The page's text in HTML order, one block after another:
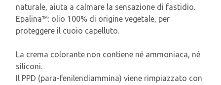
naturale, aiuta a calmare la sensazione di fastidio.
Epalina™: olio 100% di origine vegetale, per
proteggere il cuoio capelluto.
La crema colorante non contiene né ammoniaca, né
siliconi.
Il PPD (para-fenilendiammina) viene rimpiazzato con